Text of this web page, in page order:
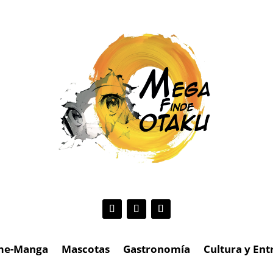
Manga Mascotas Gastronomía Cultura y